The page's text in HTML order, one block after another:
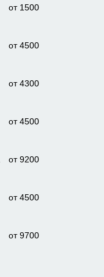
от 1500
от 4500
от 4300
от 4500
от 9200
от 4500
от 9700